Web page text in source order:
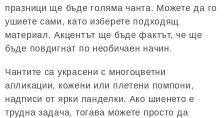
празници ще бъде голяма чанта. Можете да го
ушиете сами, като изберете подходящ
материал. Акцентът ще бъде фактът, че ще
бъде повдигнат по необичаен начин.
Чантите са украсени с многоцветни
апликации, кожени или плетени помпони,
надписи от ярки панделки. Ако шиенето е
трудна задача, тогава можете просто да